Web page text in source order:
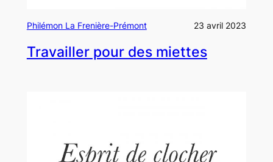
Philémon La Frenière-Prémont 23 avril 2023
Travailler pour des miettes